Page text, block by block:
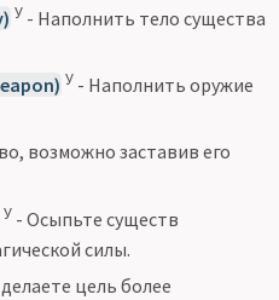
У - Наполнить тело существа
У - Наполнить оружие
возможно заставив его
У - Осыпьте существ
силы.
цель более